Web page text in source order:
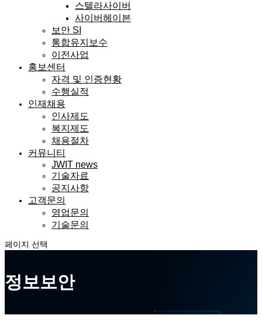
스텔라사이버
사이버헤이븐
보안 SI
통합유지보수
이전사업
홍보센터
자격 및 인증현황
수행실적
인재채용
인사제도
복지제도
채용절차
커뮤니티
JWIT news
기술자료
공지사항
고객문의
영업문의
기술문의
페이지 선택
정보보안